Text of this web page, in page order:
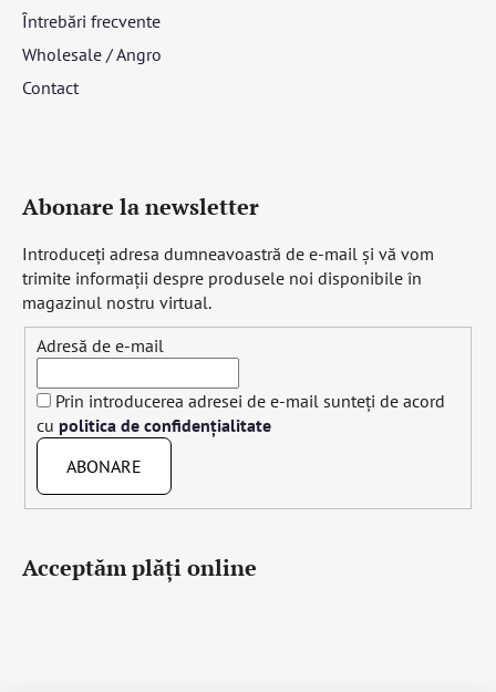
Întrebări frecvente
Wholesale / Angro
Contact
Abonare la newsletter
Introduceţi adresa dumneavoastră de e-mail şi vă vom
trimite informaţii despre produsele noi disponibile în
magazinul nostru virtual.
Adresă de e-mail
Prin introducerea adresei de e-mail sunteți de acord
cu politica de confidențialitate
ABONARE
Acceptăm plăţi online